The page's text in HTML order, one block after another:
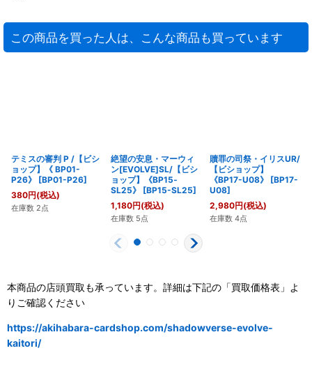
この商品を買った人は、こんな商品も買っています
テミスの審判 P /【ビシ
ョップ】《 BP01-
P26》
[BP01-P26]
380円(税込)
在庫数 2点
絶望の安息・マーウィ
ン[EVOLVE]SL/【ビシ
ョップ】《BP15‐
SL25》
[BP15-SL25]
1,180円(税込)
在庫数 5点
贖罪の司祭・イリスUR/
【ビショップ】
《BP17-U08》
[BP17-
U08]
2,980円(税込)
在庫数 4点
本商品の店頭買取も承っています。詳細は下記の「買取価格表」よ
りご確認ください
https://akihabara-cardshop.com/shadowverse-evolve-
kaitori/